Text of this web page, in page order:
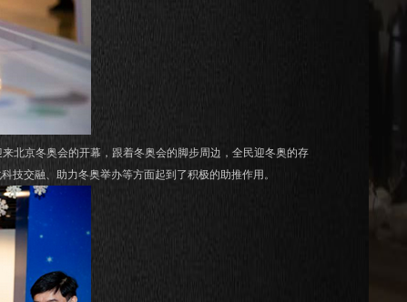
京冬奥会的开幕，跟着冬奥会的脚步周边，全民迎冬奥的存
技交融、助力冬奥举办等方面起到了积极的助推作用。